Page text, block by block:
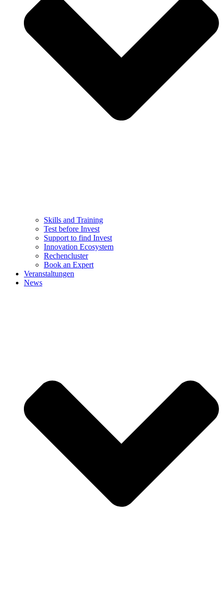
Skills and Training
Test before Invest
Support to find Invest
Innovation Ecosystem
Rechencluster​
Book an Expert
Veranstaltungen
News